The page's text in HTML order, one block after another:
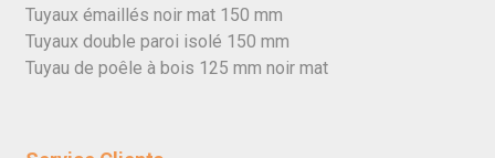
Tuyaux émaillés noir mat 150 mm
Tuyaux double paroi isolé 150 mm
Tuyau de poêle à bois 125 mm noir mat